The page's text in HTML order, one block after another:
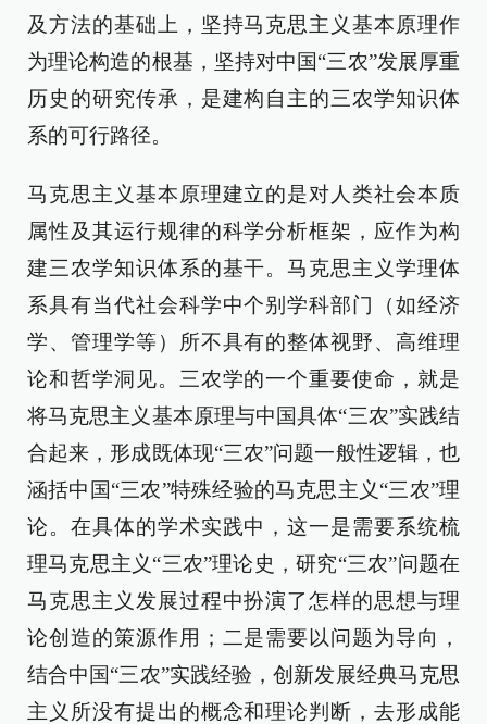
及方法的基础上，坚持马克思主义基本原理作
为理论构造的根基，坚持对中国“三农”发展厚重
历史的研究传承，是建构自主的三农学知识体
系的可行路径。
马克思主义基本原理建立的是对人类社会本质
属性及其运行规律的科学分析框架，应作为构
建三农学知识体系的基干。马克思主义学理体
系具有当代社会科学中个别学科部门（如经济
学、管理学等）所不具有的整体视野、高维理
论和哲学洞见。三农学的一个重要使命，就是
将马克思主义基本原理与中国具体“三农”实践结
合起来，形成既体现“三农”问题一般性逻辑，也
涵括中国“三农”特殊经验的马克思主义“三农”理
论。在具体的学术实践中，这一是需要系统梳
理马克思主义“三农”理论史，研究“三农”问题在
马克思主义发展过程中扮演了怎样的思想与理
论创造的策源作用；二是需要以问题为导向，
结合中国“三农”实践经验，创新发展经典马克思
主义所没有提出的概念和理论判断，去形成能